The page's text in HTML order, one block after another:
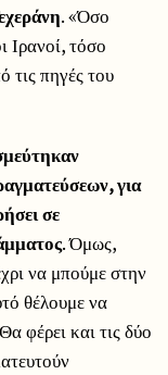
. «Όσο
Ιρανοί, τόσο
τις πηγές του
για
σε
. Όμως,
να μπούμε στην
θέλουμε να
φέρει και τις δύο